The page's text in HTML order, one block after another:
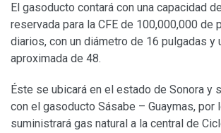
El gasoducto contará con una capacidad
reservada para la CFE de 100,000,000 de
diarios, con un diámetro de 16 pulgadas y
aproximada de 48.
Éste se ubicará en el estado de Sonora y
con el gasoducto Sásabe – Guaymas, por
suministrará gas natural a la central de